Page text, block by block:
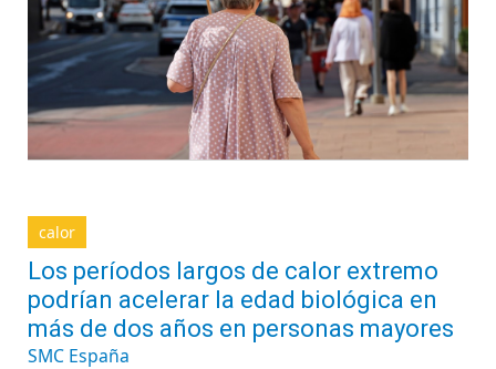
calor
Los períodos largos de calor extremo
podrían acelerar la edad biológica en
más de dos años en personas mayores
SMC España